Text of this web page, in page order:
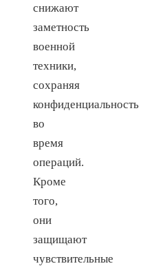
снижают
заметность
военной
техники,
сохраняя
конфиденциальность
во
время
операций.
Кроме
того,
они
защищают
чувствительные